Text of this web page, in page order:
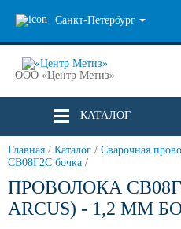
Санкт-Петербург
ООО «Центр Метиз»
КАТАЛОГ
Главная / Каталог / Сварочная
СВ08Г2С бочка /
ПРОВОЛОКА
ARCUS) - 1,2 ММ